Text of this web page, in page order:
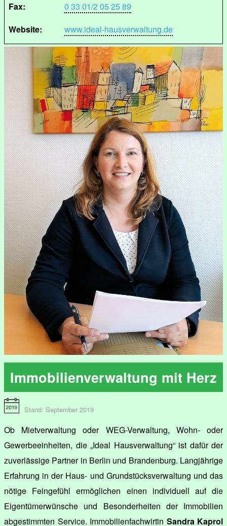
Fax:
0 33 01/2 05 25 89
Website:
www.ideal-hausverwaltung.de
Immobilienverwaltung mit Herz
Stand: September 2019
Ob Mietverwaltung oder WEG-Verwaltung, Wohn- oder
Gewerbeeinheiten, die „Ideal Hausverwaltung“ ist dafür der
zuverlässige Partner in Berlin und Brandenburg. Langjährige
Erfahrung in der Haus- und Grundstücksverwaltung und das
nötige Feingefühl ermöglichen einen individuell auf die
Eigentümerwünsche und Besonderheiten der Immobilien
abgestimmten Service. Immobilienfachwirtin Sandra Kaprol